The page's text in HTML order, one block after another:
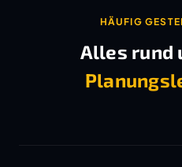
HÄUFIG
Alles rund